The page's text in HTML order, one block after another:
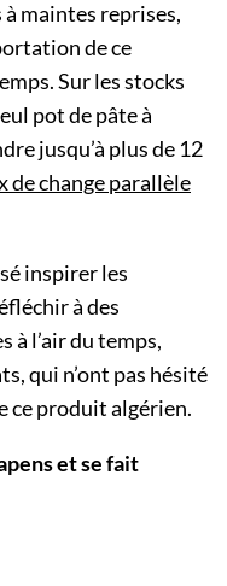
maintes reprises,
de ce
Sur les stocks
pot de pâte à
jusqu’à plus de 12
de change parallèle
inspirer les
à des
à l’air du temps,
qui n’ont pas hésité
ce produit algérien.
et se fait